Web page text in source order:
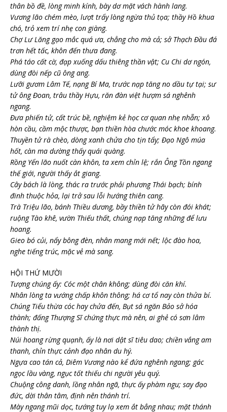
thân bồ đề, lòng minh kính, bày dơ mặt vách hành lang.
Vương lão chém mèo, lượt trẩy lòng ngừa thủ tọa; thầy Hồ khua
chó, trỏ xem trí nhẹ con giàng.
Chợ Lư Lăng gạo mắc quá ưa, chẳng cho mà cả; sở Thạch Đầu đá
trơn hết tấc, khôn đến thưa đang.
Phá táo cất cờ, đạp xuống dấu thiêng thần vật; Cu Chi dơ ngón,
dùng đòi nếp cũ ông ang.
Lưỡi gươm Lâm Tế, nạng Bí Ma, trước nạp tăng no dầu tự tại; sư
tử ông Đoan, trâu thầy Hựu, răn đàn việt hượm sá nghênh
ngang.
Đưa phiến tử, cất trúc bề, nghiệm kẻ học cơ quan nhẹ nhẵn; xô
hòn cầu, cầm mộc thược, bạn thiền hòa chước móc khoe khoang.
Thuyền tử rà chèo, dòng xanh chửa cho tịn tẩy; Đạo Ngô múa
hốt, càn ma dường thấy quái quàng.
Rồng Yển lão nuốt càn khôn, ta xem chỉn lệ; rắn Ông Tồn ngang
thế giới, người thấy ắt giang.
Cây bách là lòng, thác ra trước phải phương Thái bạch; bính
đinh thuộc hỏa, lại trở sau lỗi hướng thiên cang.
Trà Triệu lão, bánh Thiều dương, bầy thiền tử hãy còn đói khát;
ruộng Tào khê, vườn Thiếu thất, chúng nạp tăng những để lưu
hoang.
Gieo bó củi, nẩy bông đèn, nhân mang mới nết; lộc đào hoa,
nghe tiếng trúc, mặc vẻ mà sang.
HỘI THỨ MƯỜI
Tượng chúng ấy: Cóc một chân không; dùng đòi căn khí.
Nhân lòng ta vướng chấp khôn thông; há cơ tổ nay còn thửa bí.
Chúng Tiểu thừa cóc hay chửa đến, Bụt sá ngăn Bảo sở hóa
thành; đấng Thượng Sĩ chứng thực mà nên, ai ghẻ có sơn lâm
thành thị.
Núi hoang rừng quạnh, ấy là nơi dật sĩ tiêu dao; chiền vắng am
thanh, chỉn thực cảnh đạo nhân du hý.
Ngựa cao tán cả, Diêm Vương nào kể đứa nghênh ngang; gác
ngọc lầu vàng, ngục tốt thiếu chi người yêu quý.
Chuộng công danh, lồng nhân ngã, thực ấy phàm ngu; say đạo
đức, dời thân tâm, định nên thánh trí.
Mày ngang mũi dọc, tướng tuy lạ xem ắt bẳng nhau; mặt thánh